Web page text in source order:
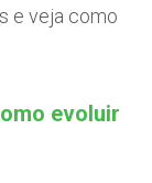
e veja como
evoluir